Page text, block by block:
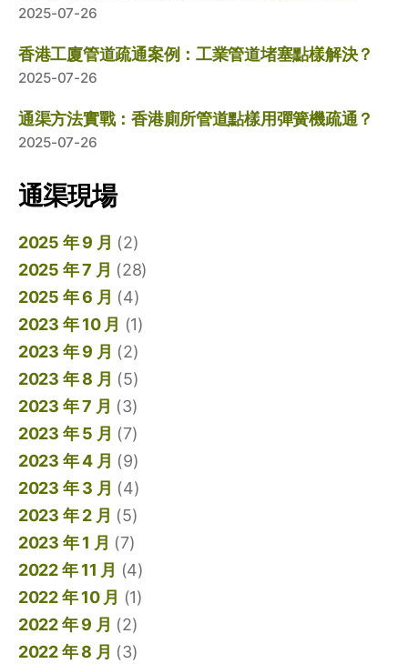
2025-07-26
香港工廈管道疏通案例：工業管道堵塞點樣解決？
2025-07-26
通渠方法實戰：香港廁所管道點樣用彈簧機疏通？
2025-07-26
通渠現場
2025 年 9 月 (2)
2025 年 7 月 (28)
2025 年 6 月 (4)
2023 年 10 月 (1)
2023 年 9 月 (2)
2023 年 8 月 (5)
2023 年 7 月 (3)
2023 年 5 月 (7)
2023 年 4 月 (9)
2023 年 3 月 (4)
2023 年 2 月 (5)
2023 年 1 月 (7)
2022 年 11 月 (4)
2022 年 10 月 (1)
2022 年 9 月 (2)
2022 年 8 月 (3)